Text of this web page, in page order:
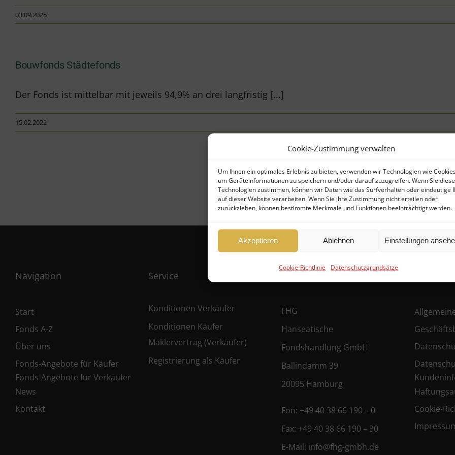
Cookie-Zustimmung verwalten
Um Ihnen ein optimales Erlebnis zu bieten, verwenden wir Technologien wie
um Geräteinformationen zu speichern und/oder darauf zuzugreifen. Wenn Sie
Technologien zustimmen, können wir Daten wie das Surfverhalten oder eindeutige
auf dieser Website verarbeiten. Wenn Sie ihre Zustimmung nicht erteilen oder
zurückziehen, können bestimmte Merkmale und Funktionen beeinträchtigt werden.
Akzeptieren Ablehnen Einstellungen
Cookie-Richtlinie Datenschutzgrundsätze
03.09.2025
Bouwfonds Städtefonds
Der Fonds ist mittelbar mit jeweils 94,9% an drei langfristig [...]
15.02.2022
Navigation
Start
Fonds A-Z
Über uns
Fonds-Angebote für Käufer
Fonds-Angebote für Verkäufer
News
Kontakt
Service
Konditionen Verkäufer
Konditionen Käufer
Maklervertrag (Verkäufer)
Registrierung als Käufer
FHG
Hanseatische
Fondshandlung GmbH
Ballindamm 39
20095 Hamburg
Fon: +49 40 38 66 190 – 0
Fax: +49 40 38 66 190 – 30
E-Mail: info@fhg-gmbh.de
Cookie-